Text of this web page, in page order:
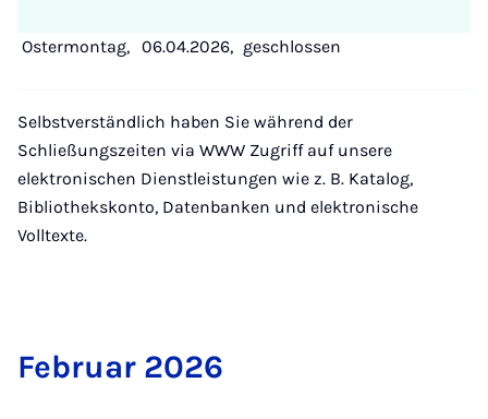
Ostermontag, 06.04.2026, geschlossen
Selbstverständlich haben Sie während der
Schließungszeiten via WWW Zugriff auf unsere
elektronischen Dienstleistungen wie z. B. Katalog,
Bibliothekskonto, Datenbanken und elektronische
Volltexte.
Fe­bru­ar 2026